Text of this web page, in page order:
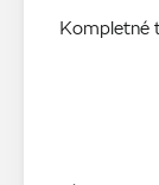
Kompletné